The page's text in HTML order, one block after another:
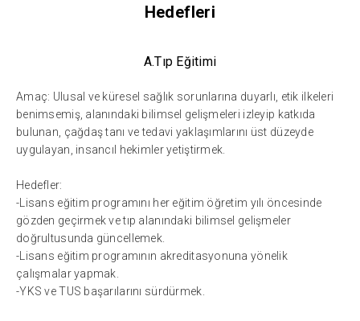
Hedefleri
A.Tıp Eğitimi
Amaç: Ulusal ve küresel sağlık sorunlarına duyarlı, etik ilkeleri
benimsemiş, alanındaki bilimsel gelişmeleri izleyip katkıda
bulunan, çağdaş tanı ve tedavi yaklaşımlarını üst düzeyde
uygulayan, insancıl hekimler yetiştirmek.
Hedefler:
-Lisans eğitim programını her eğitim öğretim yılı öncesinde
gözden geçirmek ve tıp alanındaki bilimsel gelişmeler
doğrultusunda güncellemek.
-Lisans eğitim programının akreditasyonuna yönelik
çalışmalar yapmak.
-YKS ve TUS başarılarını sürdürmek.